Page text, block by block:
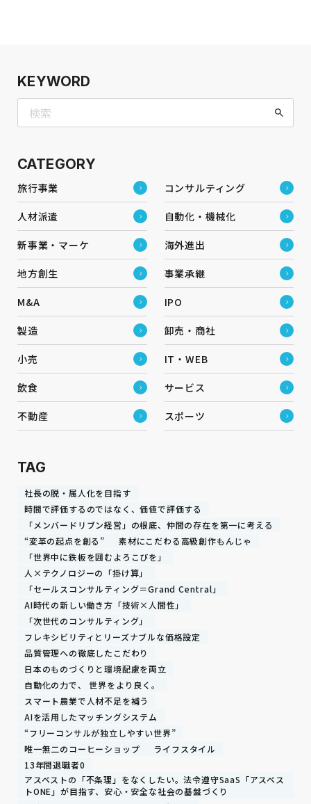
KEYWORD
CATEGORY
旅行事業 コンサルティング
人材派遣 自動化・機械化
新事業・マーケ 海外進出
地方創生 事業承継
M&A IPO
製造 卸売・商社
小売 IT・WEB
飲食 サービス
不動産 スポーツ
TAG
社長の脱・属人化を目指す
時間で評価するのではなく、価値で評価する
「メンバードリブン経営」の根底、仲間の存在を第一に考える
“変革の起点を創る”
素材にこだわる高級創作もんじゃ
「世界中に鉄板を囲むよろこびを」
人×テクノロジーの「掛け算」
「セールスコンサルティング＝Grand Central」
AI時代の新しい働き方「技術×人間性」
「次世代のコンサルティング」
フレキシビリティとリーズナブルな価格設定
品質管理への徹底したこだわり
日本のものづくりと環境配慮を両立
自動化の力で、 世界をより良く。
スマート農業で人材不足を補う
AIを活用したマッチングシステム
“フリーコンサルが独立しやすい世界”
唯一無二のコーヒーショップ
ライフスタイル
13年間退職者0
アスベストの「不条理」をなくしたい。法令遵守SaaS「アスベス
トONE」が目指す、安心・安全な社会の基盤づくり